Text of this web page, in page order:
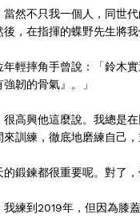
當然不只我一個人，同世
後，在指揮的蝶野先生將
輕摔角手曾說：「鈴木
韌的骨氣』。」
很高興他這麼說。我總是
來訓練，徹底地磨練自己，
鍛鍊都很重要呢。對了，
我練到2019年，但因為膝